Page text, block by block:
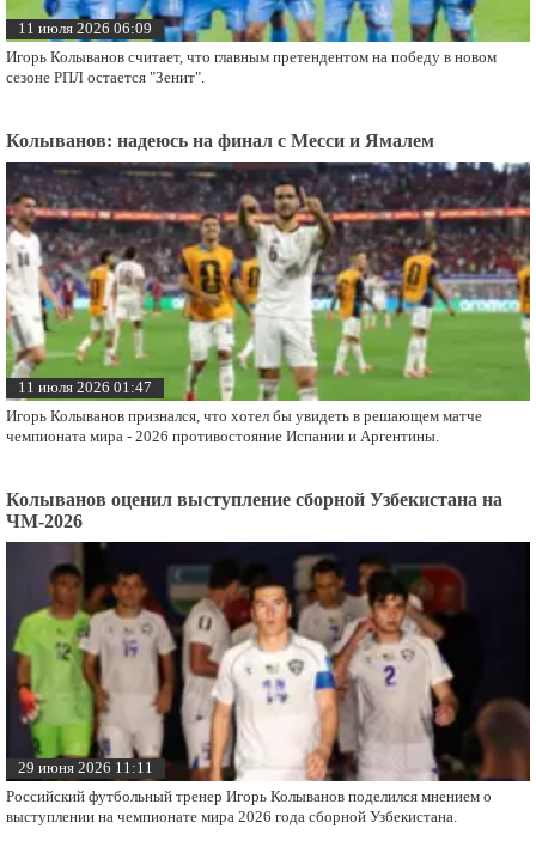
11 июля 2026 06:09
Игорь Колыванов считает, что главным претендентом на победу в новом
сезоне РПЛ остается "Зенит".
Колыванов: надеюсь на финал с Месси и Ямалем
11 июля 2026 01:47
Игорь Колыванов признался, что хотел бы увидеть в решающем матче
чемпионата мира - 2026 противостояние Испании и Аргентины.
Колыванов оценил выступление сборной Узбекистана на
ЧМ-2026
29 июня 2026 11:11
Российский футбольный тренер Игорь Колыванов поделился мнением о
выступлении на чемпионате мира 2026 года сборной Узбекистана.